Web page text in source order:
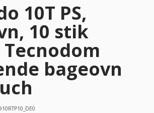
10T PS,
10 stik
Tecnodom
bageovn